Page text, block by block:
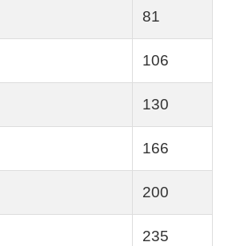
81
106
130
166
200
235